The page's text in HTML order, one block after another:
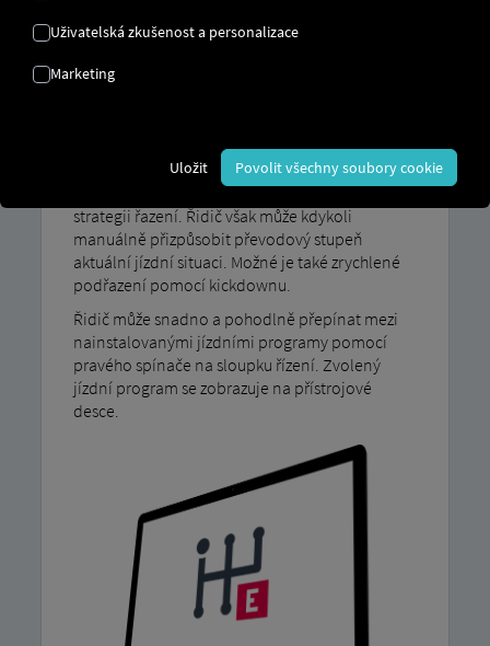
ÚČINNOST
S naším řidičským programem MAN TipMatic V
režimu Efficiency (Efficiency) vaše vozidlo
automaticky používá pohodlnou a úspornou
strategii řazení. Řidič však může kdykoli
manuálně přizpůsobit převodový stupeň
aktuální jízdní situaci. Možné je také zrychlené
podřazení pomocí kickdownu.
Řidič může snadno a pohodlně přepínat mezi
nainstalovanými jízdními programy pomocí
pravého spínače na sloupku řízení. Zvolený
jízdní program se zobrazuje na přístrojové
desce.
Uživatelská zkušenost a personalizace
Marketing
Uložit Povolit všechny soubory cookie